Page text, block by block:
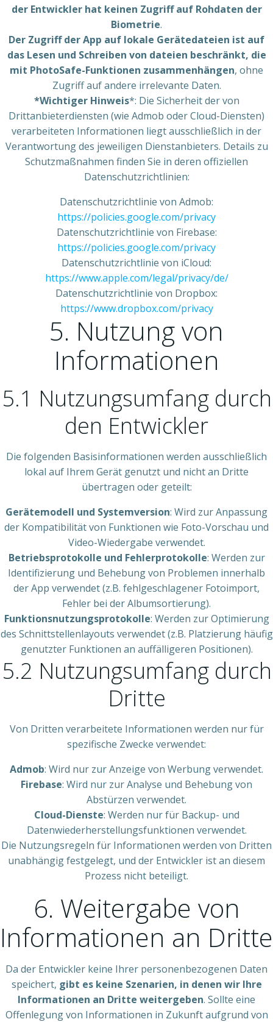
der Entwickler hat keinen Zugriff auf Rohdaten der
Biometrie.
Der Zugriff der App auf lokale Gerätedateien ist auf
das Lesen und Schreiben von dateien beschränkt, die
mit PhotoSafe-Funktionen zusammenhängen, ohne
Zugriff auf andere irrelevante Daten.
*Wichtiger Hinweis*: Die Sicherheit der von
Drittanbieterdiensten (wie Admob oder Cloud-Diensten)
verarbeiteten Informationen liegt ausschließlich in der
Verantwortung des jeweiligen Dienstanbieters. Details zu
Schutzmaßnahmen finden Sie in deren offiziellen
Datenschutzrichtlinien:
Datenschutzrichtlinie von Admob:
https://policies.google.com/privacy
Datenschutzrichtlinie von Firebase:
https://policies.google.com/privacy
Datenschutzrichtlinie von iCloud:
https://www.apple.com/legal/privacy/de/
Datenschutzrichtlinie von Dropbox:
https://www.dropbox.com/privacy
5. Nutzung von
Informationen
5.1 Nutzungsumfang durch
den Entwickler
Die folgenden Basisinformationen werden ausschließlich
lokal auf Ihrem Gerät genutzt und nicht an Dritte
übertragen oder geteilt:
Gerätemodell und Systemversion: Wird zur Anpassung
der Kompatibilität von Funktionen wie Foto-Vorschau und
Video-Wiedergabe verwendet.
Betriebsprotokolle und Fehlerprotokolle: Werden zur
Identifizierung und Behebung von Problemen innerhalb
der App verwendet (z.B. fehlgeschlagener Fotoimport,
Fehler bei der Albumsortierung).
Funktionsnutzungsprotokolle: Werden zur Optimierung
des Schnittstellenlayouts verwendet (z.B. Platzierung häufig
genutzter Funktionen an auffälligeren Positionen).
5.2 Nutzungsumfang durch
Dritte
Von Dritten verarbeitete Informationen werden nur für
spezifische Zwecke verwendet:
Admob: Wird nur zur Anzeige von Werbung verwendet.
Firebase: Wird nur zur Analyse und Behebung von
Abstürzen verwendet.
Cloud-Dienste: Werden nur für Backup- und
Datenwiederherstellungsfunktionen verwendet.
Die Nutzungsregeln für Informationen werden von Dritten
unabhängig festgelegt, und der Entwickler ist an diesem
Prozess nicht beteiligt.
6. Weitergabe von
Informationen an Dritte
Da der Entwickler keine Ihrer personenbezogenen Daten
speichert, gibt es keine Szenarien, in denen wir Ihre
Informationen an Dritte weitergeben. Sollte eine
Offenlegung von Informationen in Zukunft aufgrund von